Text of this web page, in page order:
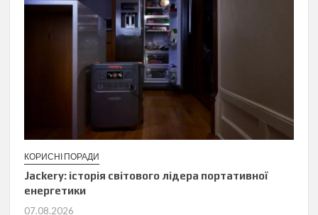
КОРИСНІ ПОРАДИ
Jackery: історія світового лідера портативної
енергетики
07.08.2026